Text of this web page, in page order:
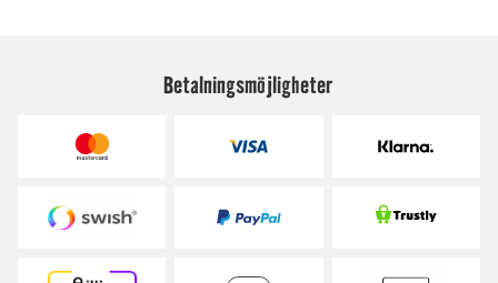
Betalningsmöjligheter